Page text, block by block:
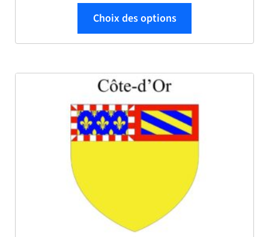
Choix des options